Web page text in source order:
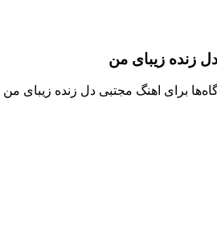
زنده زیبای من
برای اهنگ مجتبی دل زنده زیبای من